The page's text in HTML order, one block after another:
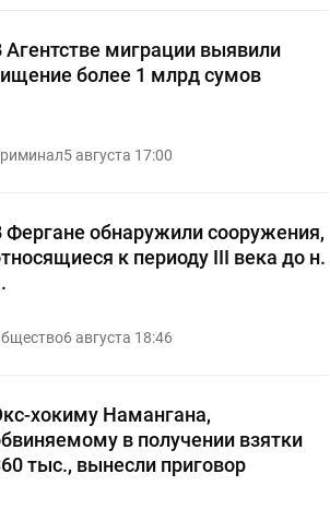
Агентстве миграции выявили
более 1 млрд сумов
5 августа 17:00
Фергане обнаружили сооружения,
к периоду III века до н.
6 августа 18:46
хокиму Намангана,
в получении взятки
тыс., вынесли приговор